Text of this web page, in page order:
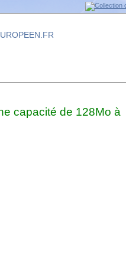
capacité de 128Mo à